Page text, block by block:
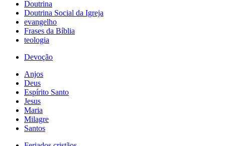
Doutrina
Doutrina Social da Igreja
evangelho
Frases da Bíblia
teologia
Devoção
Anjos
Deus
Espírito Santo
Jesus
Maria
Milagre
Santos